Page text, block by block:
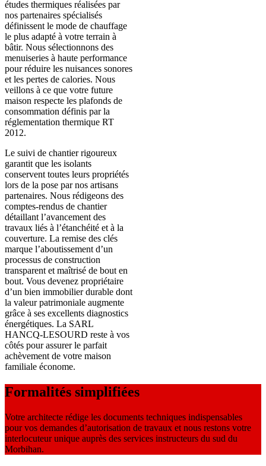
études thermiques réalisées par
nos partenaires spécialisés
définissent le mode de chauffage
le plus adapté à votre terrain à
bâtir. Nous sélectionnons des
menuiseries à haute performance
pour réduire les nuisances sonores
et les pertes de calories. Nous
veillons à ce que votre future
maison respecte les plafonds de
consommation définis par la
réglementation thermique RT
2012.
Le suivi de chantier rigoureux
garantit que les isolants
conservent toutes leurs propriétés
lors de la pose par nos artisans
partenaires. Nous rédigeons des
comptes-rendus de chantier
détaillant l’avancement des
travaux liés à l’étanchéité et à la
couverture. La remise des clés
marque l’aboutissement d’un
processus de construction
transparent et maîtrisé de bout en
bout. Vous devenez propriétaire
d’un bien immobilier durable dont
la valeur patrimoniale augmente
grâce à ses excellents diagnostics
énergétiques. La SARL
HANCQ-LESOURD reste à vos
côtés pour assurer le parfait
achèvement de votre maison
familiale économe.
Formalités simplifiées
Votre architecte rédige les documents techniques indispensables
pour vos demandes d’autorisation de travaux et nous restons votre
interlocuteur unique auprès des services instructeurs du sud du
Morbihan.